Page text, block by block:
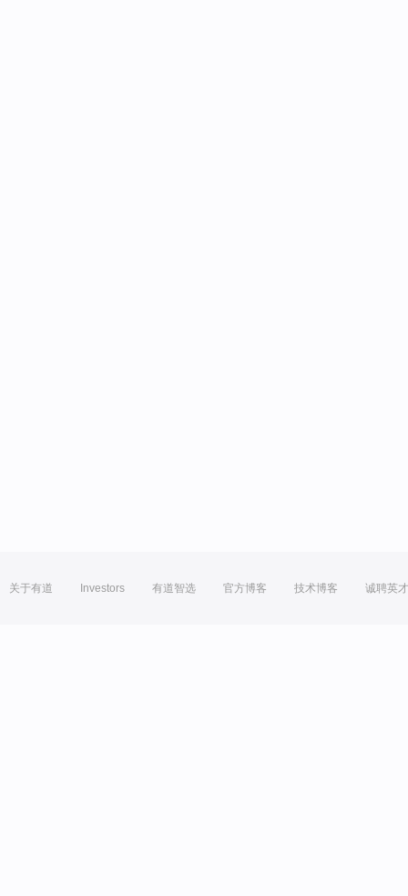
关于有道 Investors 有道智选 官方博客 技术博客 诚聘英才